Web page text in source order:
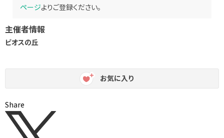
ページよりご登録ください。
主催者情報
ビオスの丘
お気に入り
Share